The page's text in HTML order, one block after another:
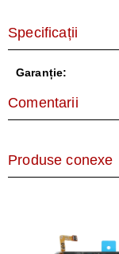
Specificații
Garanție:
Comentarii
Produse conexe